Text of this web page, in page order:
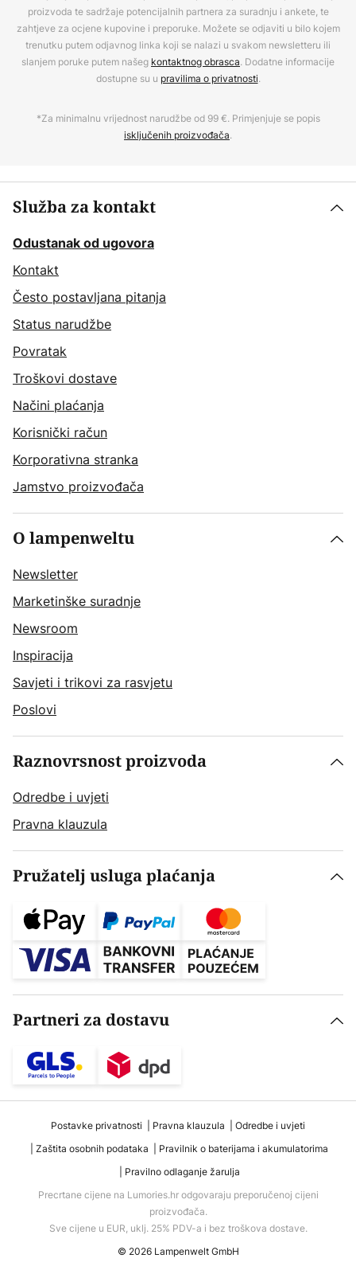
proizvoda te sadržaje potencijalnih partnera za suradnju i ankete, te
zahtjeve za ocjene kupovine i preporuke. Možete se odjaviti u bilo kojem
trenutku putem odjavnog linka koji se nalazi u svakom newsletteru ili
slanjem poruke putem našeg kontaktnog obrasca. Dodatne informacije
dostupne su u pravilima o privatnosti.
*Za minimalnu vrijednost narudžbe od 99 €. Primjenjuje se popis
isključenih proizvođača.
Služba za kontakt
Odustanak od ugovora
Kontakt
Često postavljana pitanja
Status narudžbe
Povratak
Troškovi dostave
Načini plaćanja
Korisnički račun
Korporativna stranka
Jamstvo proizvođača
O lampenweltu
Newsletter
Marketinške suradnje
Newsroom
Inspiracija
Savjeti i trikovi za rasvjetu
Poslovi
Raznovrsnost proizvoda
Odredbe i uvjeti
Pravna klauzula
Pružatelj usluga plaćanja
Partneri za dostavu
Postavke privatnosti Pravna klauzula
Odredbe i uvjeti
Zaštita osobnih podataka
Pravilnik o baterijama i akumulatorima
Pravilno odlaganje žarulja
Precrtane cijene na Lumories.hr odgovaraju preporučenoj cijeni
proizvođača.
Sve cijene u EUR, uklj. 25% PDV-a i bez troškova dostave.
© 2026 Lampenwelt GmbH